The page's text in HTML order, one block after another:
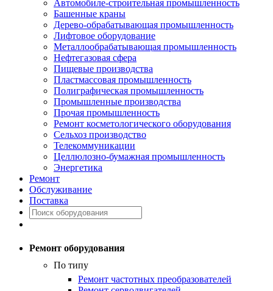
Автомобиле-строительная промышленность
Башенные краны
Дерево-обрабатывающая промышленность
Лифтовое оборудование
Металлообрабатывающая промышленность
Нефтегазовая сфера
Пищевые производства
Пластмассовая промышленность
Полиграфическая промышленность
Промышленные производства
Прочая промышленность
Ремонт косметологического оборудования
Сельхоз производство
Телекоммуникации
Целлюлозно-бумажная промышленность
Энергетика
Ремонт
Обслуживание
Поставка
Ремонт оборудования
По типу
Ремонт частотных преобразователей